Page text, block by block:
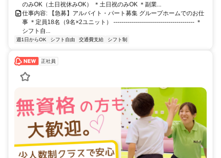
のみOK（土日祝休みOK） ＊土日祝のみOK ＊副業...
仕事内容: 【急募】アルバイト・パート募集 グループホームでのお仕
事 ＊定員18名（9名×2ユニット） ----------------------------------------- ＊
シフト自...
週1日からOK シフト自由 交通費支給 シフト制
正社員